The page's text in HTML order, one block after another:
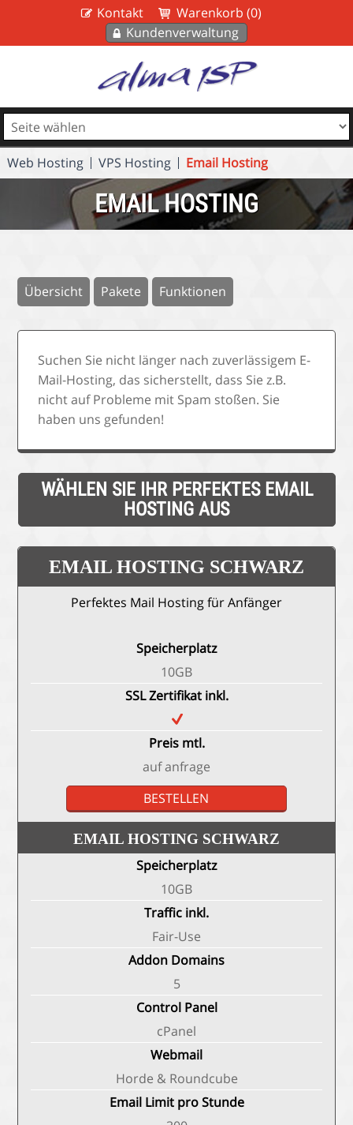
Kontakt
Warenkorb (0)
Kundenverwaltung
Web Hosting VPS Hosting Email Hosting
EMAIL HOSTING
Übersicht Pakete Funktionen
Suchen Sie nicht länger nach zuverlässigem E-
Mail-Hosting, das sicherstellt, dass Sie z.B.
nicht auf Probleme mit Spam stoßen. Sie
haben uns gefunden!
WÄHLEN SIE IHR PERFEKTES EMAIL
HOSTING AUS
EMAIL HOSTING SCHWARZ
Perfektes Mail Hosting für Anfänger
Speicherplatz
10GB
SSL Zertifikat inkl.
Preis mtl.
auf anfrage
BESTELLEN
EMAIL HOSTING SCHWARZ
Speicherplatz
10GB
Traffic inkl.
Fair-Use
Addon Domains
5
Control Panel
cPanel
Webmail
Horde & Roundcube
Email Limit pro Stunde